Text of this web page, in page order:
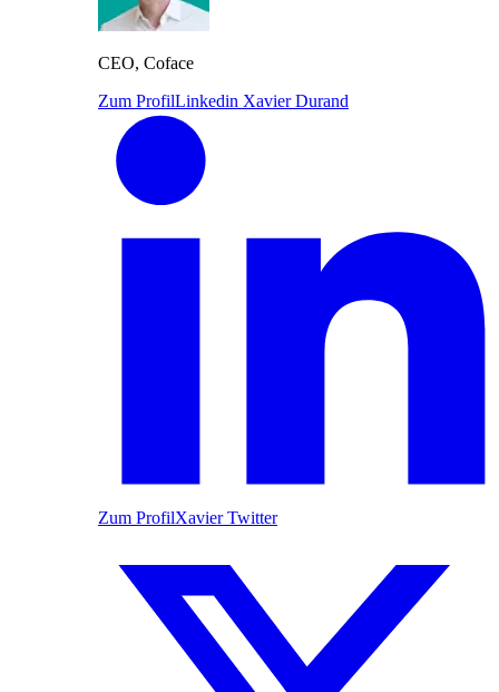
CEO, Coface
Zum ProfilLinkedin Xavier Durand
Zum ProfilXavier Twitter